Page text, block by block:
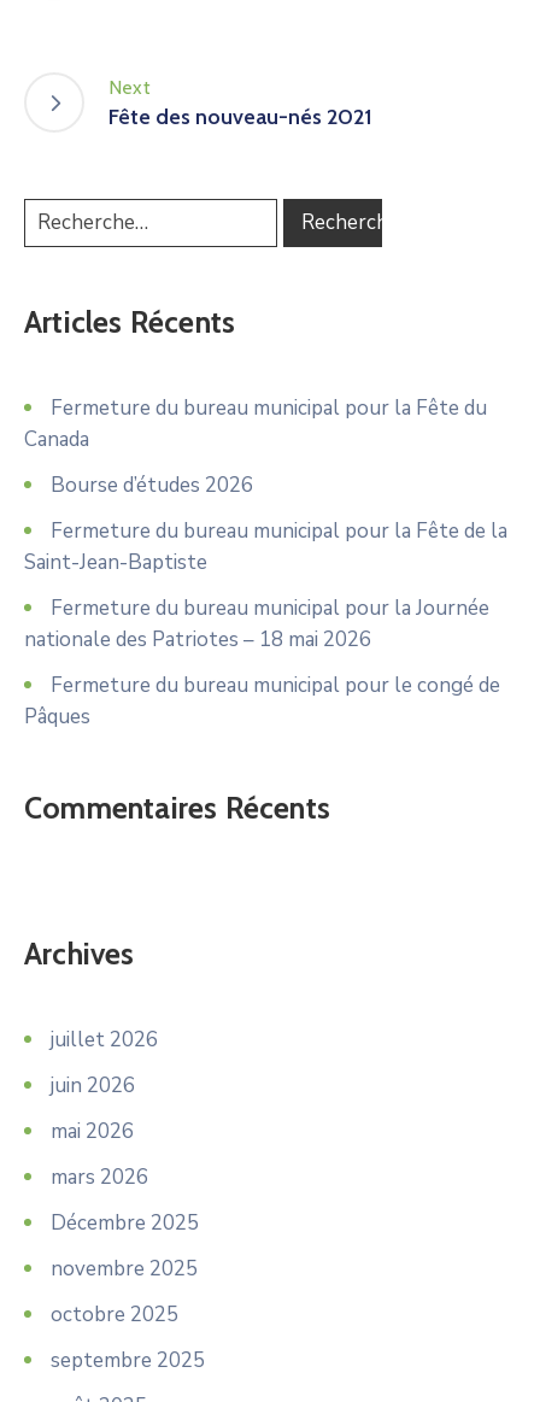
Next
Fête des nouveau-nés 2021
Articles Récents
Fermeture du bureau municipal pour la Fête du
Canada
Bourse d’études 2026
Fermeture du bureau municipal pour la Fête de la
Saint-Jean-Baptiste
Fermeture du bureau municipal pour la Journée
nationale des Patriotes – 18 mai 2026
Fermeture du bureau municipal pour le congé de
Pâques
Commentaires Récents
Archives
juillet 2026
juin 2026
mai 2026
mars 2026
Décembre 2025
novembre 2025
octobre 2025
septembre 2025